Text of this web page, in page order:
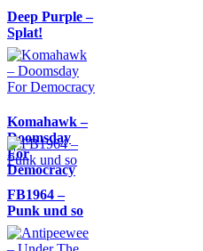
Deep Purple –
Splat!
Komahawk –
Doomsday
For
Democracy
FB1964 –
Punk und so